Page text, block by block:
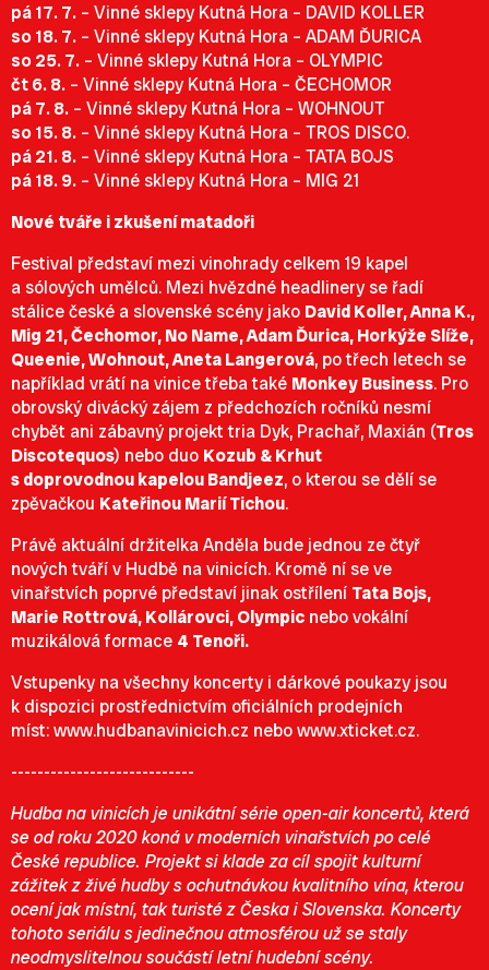
pá 17. 7. – Vinné sklepy Kutná Hora – DAVID KOLLER
so 18. 7. – Vinné sklepy Kutná Hora – ADAM ĎURICA
so 25. 7. – Vinné sklepy Kutná Hora – OLYMPIC
čt 6. 8. – Vinné sklepy Kutná Hora – ČECHOMOR
pá 7. 8. – Vinné sklepy Kutná Hora – WOHNOUT
so 15. 8. – Vinné sklepy Kutná Hora – TROS DISCO.
pá 21. 8. – Vinné sklepy Kutná Hora – TATA BOJS
pá 18. 9. – Vinné sklepy Kutná Hora – MIG 21
Nové tváře i zkušení matadoři
Festival představí mezi vinohrady celkem 19 kapel
a sólových umělců. Mezi hvězdné headlinery se řadí
stálice české a slovenské scény jako David Koller, Anna K.,
Mig 21, Čechomor, No Name, Adam Ďurica, Horkýže Slíže,
Queenie, Wohnout, Aneta Langerová, po třech letech se
například vrátí na vinice třeba také Monkey Business. Pro
obrovský divácký zájem z předchozích ročníků nesmí
chybět ani zábavný projekt tria Dyk, Prachař, Maxián (Tros
Discotequos) nebo duo Kozub & Krhut
s doprovodnou kapelou Bandjeez, o kterou se dělí se
zpěvačkou Kateřinou Marií Tichou.
Právě aktuální držitelka Anděla bude jednou ze čtyř
nových tváří v Hudbě na vinicích. Kromě ní se ve
vinařstvích poprvé představí jinak ostřílení Tata Bojs,
Marie Rottrová, Kollárovci, Olympic nebo vokální
muzikálová formace 4 Tenoři.
Vstupenky na všechny koncerty i dárkové poukazy jsou
k dispozici prostřednictvím oficiálních prodejních
míst:www.hudbanavinicich.cz nebowww.xticket.cz.
----------------------------
Hudba na vinicích je unikátní série open-air koncertů, která
se od roku 2020 koná v moderních vinařstvích po celé
České republice. Projekt si klade za cíl spojit kulturní
zážitek z živé hudby s ochutnávkou kvalitního vína, kterou
ocení jak místní, tak turisté z Česka i Slovenska. Koncerty
tohoto seriálu s jedinečnou atmosférou už se staly
neodmyslitelnou součástí letní hudební scény.